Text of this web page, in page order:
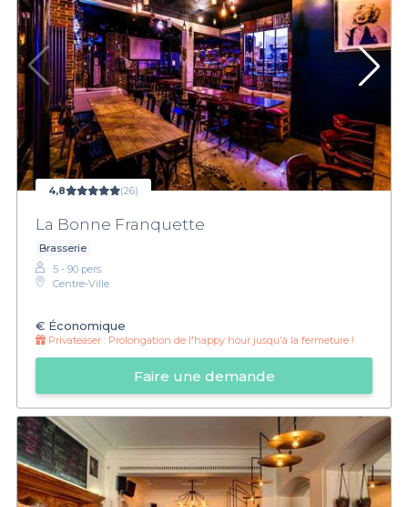
4,8 (26)
La Bonne Franquette
Brasserie
5 - 90 pers.
Centre-Ville
€ Économique
Privateaser : Prolongation de l'happy hour jusqu'à la fermeture !
Faire une demande